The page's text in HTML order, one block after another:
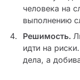
человека на
выполнению
Решимость.
идти на
дела, а